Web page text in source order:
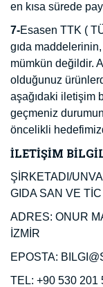
en kısa sürede
7-Esasen TTK (
gıda maddelerinin,
mümkün değildir.
olduğunuz
aşağıdaki iletişim
geçmeniz
öncelikli
İLETİŞİM
ŞİRKETADI/
GIDA SAN VE TİC
ADRES: ONUR
İZMİR
EPOSTA:
TEL: +90 530 201